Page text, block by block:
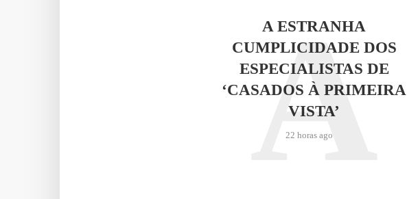
A ESTRANHA
CUMPLICIDADE DOS
ESPECIALISTAS DE
‘CASADOS À PRIMEIRA
VISTA’
22 horas ago
A